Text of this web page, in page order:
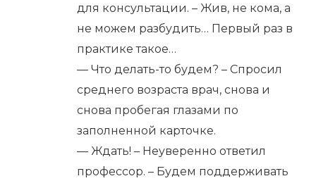
для консультации. – Жив, не кома, а
не можем разбудить… Первый раз в
практике такое…
— Что делать-то будем? – Спросил
среднего возраста врач, снова и
снова пробегая глазами по
заполненной карточке.
— Ждать! – Неуверенно ответил
профессор. – Будем поддерживать